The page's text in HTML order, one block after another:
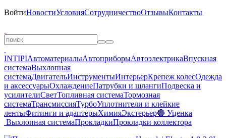
ВойтиНовостиУсловияСотрудничествоОтзывыКонтакты
INTIPIАвтоматериалыАвтоприборыАвтоэлектрикаВпускная
системаВыхлопная
системаДвигательИнструментыИнтерьерКрепеж колесОдежда
и аксессуарыОхлаждениеПатрубки и шлангиПодвеска и
усилителиСветТопливная системаТормозная
системаТрансмиссияТурбоУплотнители и клейкие
лентыФитинги и адаптерыХимияЭкстерьер🔴 Уценка
Выхлопная системаПрокладкиПрокладки коллектора